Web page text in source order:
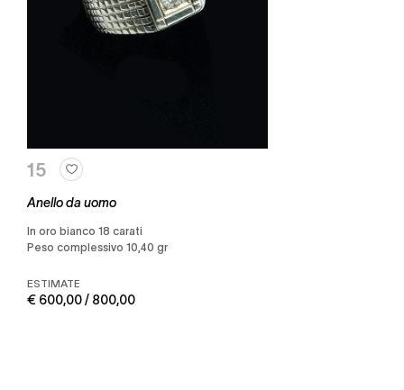
15
Anello da uomo
in oro bianco 18 carati
Peso complessivo 10,40 gr
ESTIMATE
€ 600,00 / 800,00